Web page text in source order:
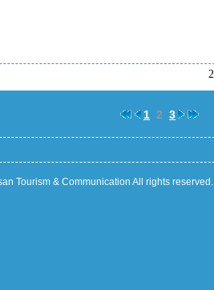
1 2 3
Tourism & Communication All rights reserved.